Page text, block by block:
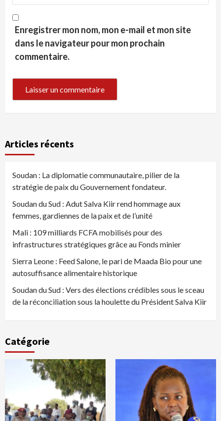
Enregistrer mon nom, mon e-mail et mon site
dans le navigateur pour mon prochain
commentaire.
Articles récents
Soudan : La diplomatie communautaire, pilier de la
stratégie de paix du Gouvernement fondateur.
Soudan du Sud : Adut Salva Kiir rend hommage aux
femmes, gardiennes de la paix et de l’unité
Mali : 109 milliards FCFA mobilisés pour des
infrastructures stratégiques grâce au Fonds minier
Sierra Leone : Feed Salone, le pari de Maada Bio pour une
autosuffisance alimentaire historique
Soudan du Sud : Vers des élections crédibles sous le sceau
de la réconciliation sous la houlette du Président Salva Kiir
Catégorie